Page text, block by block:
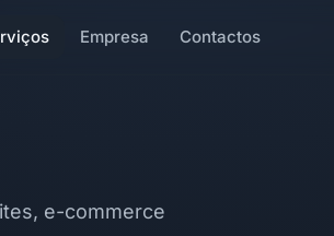
Empresa Contactos
e-commerce